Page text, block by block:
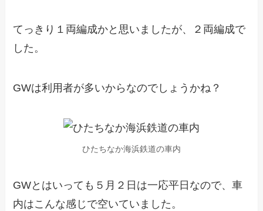
てっきり１両編成かと思いましたが、２両編成で
した。
GWは利用者が多いからなのでしょうかね？
ひたちなか海浜鉄道の車内
GWとはいっても５月２日は一応平日なので、車
内はこんな感じで空いていました。